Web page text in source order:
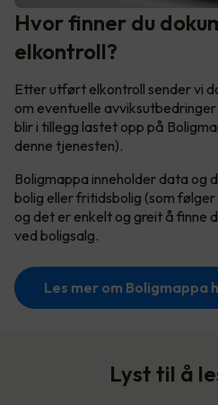
Hvor finner du
elkontroll?
Etter utført elkontroll sender vi
om eventuelle
blir i tillegg lastet opp på
denne tjenesten).
Boligmappa inneholder data og
bolig eller fritidsbolig (som
og det er enkelt og greit å finne
ved boligsalg.
Les mer om Boligmappa
Lyst til å